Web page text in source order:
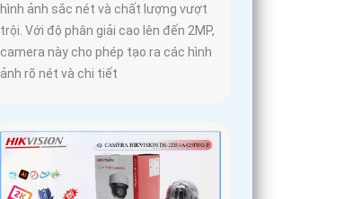
hình ảnh sắc nét và chất lượng vượt
trội. Với độ phân giải cao lên đến 2MP,
camera này cho phép tạo ra các hình
ảnh rõ nét và chi tiết